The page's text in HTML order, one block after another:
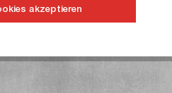
akzeptieren